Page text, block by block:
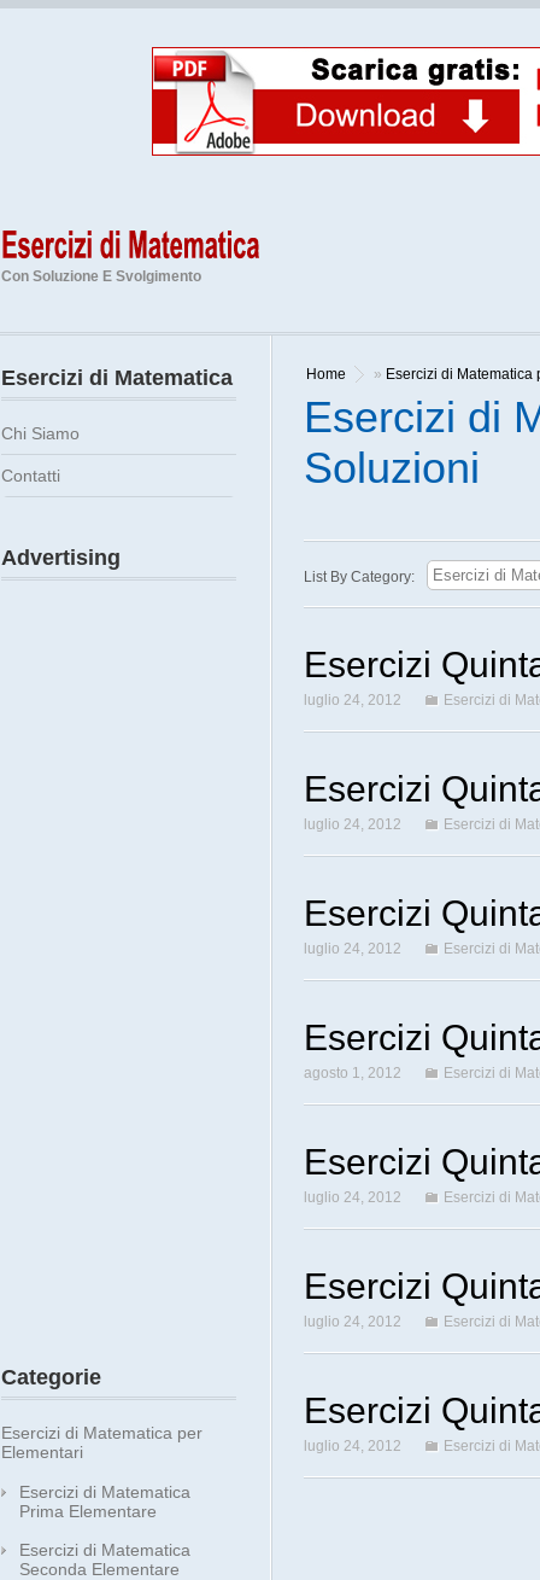
Con Soluzione E Svolgimento
Home » Esercizi di Matematica
Esercizi di
Soluzioni
List By Category:
Esercizi
luglio 24, 2012 Esercizi di
Esercizi
luglio 24, 2012 Esercizi di
Esercizi
luglio 24, 2012 Esercizi di
Esercizi
agosto 1, 2012 Esercizi di
Esercizi
luglio 24, 2012 Esercizi di
Esercizi
luglio 24, 2012 Esercizi di
Esercizi
luglio 24, 2012 Esercizi di
Esercizi di Matematica
Chi Siamo
Contatti
Advertising
Categorie
Esercizi di Matematica per
Elementari
Esercizi di Matematica
Prima Elementare
Esercizi di Matematica
Seconda Elementare